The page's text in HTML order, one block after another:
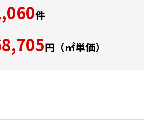
件
円（㎡単価）